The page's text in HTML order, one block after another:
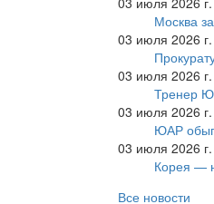
Москва
03 июля 2026 г.
03 июля 2026 г.
Тренер
03 июля 2026 г.
ЮАР
03 июля 2026 г.
Корея —
Все новости